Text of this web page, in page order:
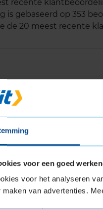
voor een goed
voor het analyseren
maken van advertenties.
recente
is gebaseerd op 353
de 20 meest recente